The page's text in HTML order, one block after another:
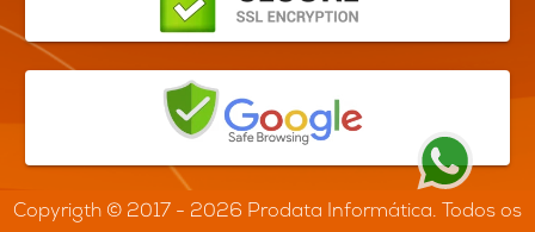
Copyrigth © 2017 - 2026 Prodata Informática. Todos os